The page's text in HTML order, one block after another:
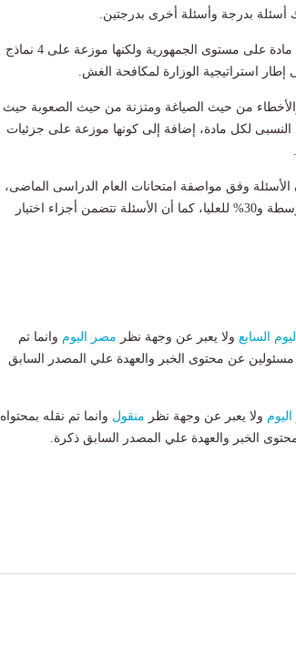
أسئلة بدرجة وأسئلة أخرى بدرجتين.
وأشارت إلى أن الأسئلة ستكون موحدة فى كل مادة على مستوى الجمهورية ولكنها موزعة على 4 نماذج
إطار استراتيجية الوزارة لمكافحة الغش.
من حيث الصياغة ومتزنة من حيث الصعوبة حيث
لكل مادة، إضافة إلى كونها موزعة على جزئيات
الأسئلة وفق مواصفة امتحانات العام الدراسى الماضى،
بواقع 70% للمستويات المعرفية البسيطة والمتوسطة و30% للعليا، كما أن الأسئلة تتضمن أجزاء اختيار
اليوم السابع ولا يعبر عن وجهة نظر مصر اليوم وانما تم
عن محتوى الخبر والعهدة علي المصدر السابق
ولا يعبر عن وجهة نظر منقول وانما تم نقله بمحتواه
الخبر والعهدة علي المصدر السابق ذكرة.